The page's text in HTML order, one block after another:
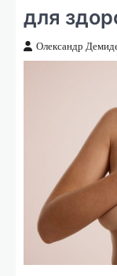
для
Олександр